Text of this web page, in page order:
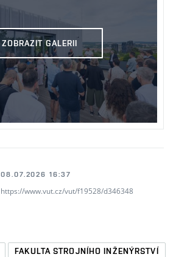
ZOBRAZIT GALERII
08.07.2026 16:37
https://www.vut.cz/vut/f19528/d346348
FAKULTA STROJNÍHO INŽENÝRSTVÍ